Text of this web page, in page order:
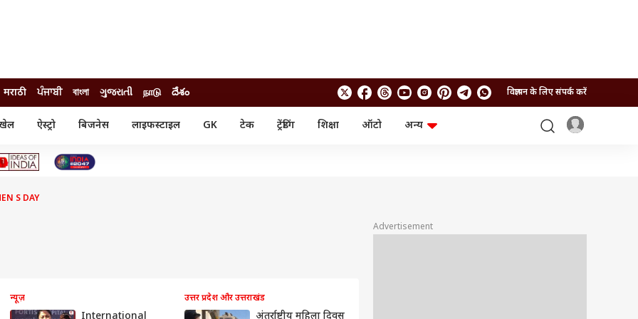
मराठी ਪੰਜਾਬੀ বাংলা ગુજરાતી நாடு దేశం विज्ञापन के लिए संपर्क करें
ऐस्ट्रो बिजनेस लाइफस्टाइल GK टेक ट्रेंडिंग शिक्षा ऑटो
अन्य
सिनेमा
आईपीओ
फैक्ट चेक
S DAY
न्यूज़ उत्तर प्रदेश और उत्तराखंड
Advertisement